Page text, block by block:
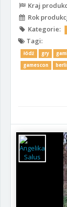
Kraj
Rok
Kategorie:
Tagi:
łódź gry
gamescon